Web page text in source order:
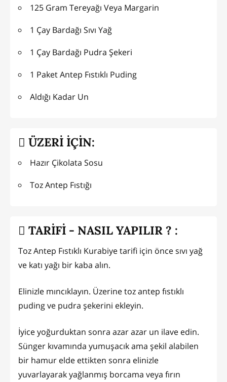
125 Gram Tereyağı Veya Margarin
1 Çay Bardağı Sıvı Yağ
1 Çay Bardağı Pudra Şekeri
1 Paket Antep Fıstıklı Puding
Aldığı Kadar Un
ÜZERİ İÇİN:
Hazır Çikolata Sosu
Toz Antep Fıstığı
TARİFİ - NASIL YAPILIR ? :
Toz Antep Fıstıklı Kurabiye tarifi için önce sıvı yağ
ve katı yağı bir kaba alın.
Elinizle mıncıklayın. Üzerine toz antep fıstıklı
puding ve pudra şekerini ekleyin.
İyice yoğurduktan sonra azar azar un ilave edin.
Sünger kıvamında yumuşacık ama şekil alabilen
bir hamur elde ettikten sonra elinizle
yuvarlayarak yağlanmış borcama veya fırın